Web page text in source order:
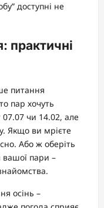
доступні не
практичні
питання
пар хочуть
07.07 чи 14.02, але
Якщо ви мрієте
Або ж оберіть
пари –
осінь –